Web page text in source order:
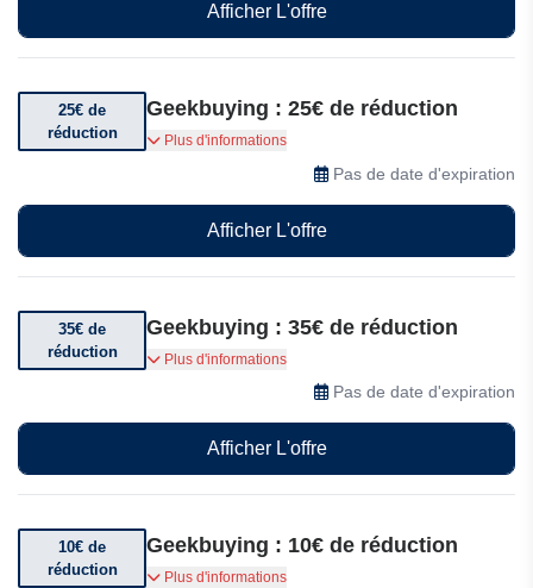
Afficher L'offre
25€ de
réduction
Geekbuying : 25€ de réduction
Bénéficiez de 25€ de réduction dès 350€ d'achat
Plus d'informations
Pas de date d'expiration
Afficher L'offre
35€ de
réduction
Geekbuying : 35€ de réduction
Bénéficiez de 35€ de réduction dès 450€ d'achat
Plus d'informations
Pas de date d'expiration
Afficher L'offre
10€ de
réduction
Geekbuying : 10€ de réduction
Bénéficiez de 10€ de réduction sur une sélection
Plus d'informations